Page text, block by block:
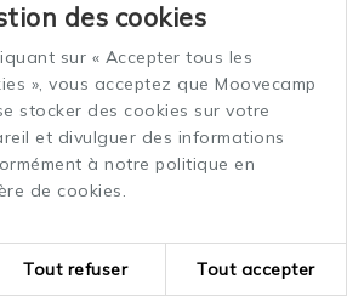
premier, la mythique Route
qui, en rond, mène de
de palais en cathédrales,
en déserts, d'histoires en
montagnes en plages, de
dans le sens inverse
Cadiz, Malaga, Almeria et
des cookies
sur « Accepter tous les
», vous acceptez que Moovecamp
stocker des cookies sur votre
et divulguer des informations
à notre politique en
de cookies.
Tout refuser Tout accepter